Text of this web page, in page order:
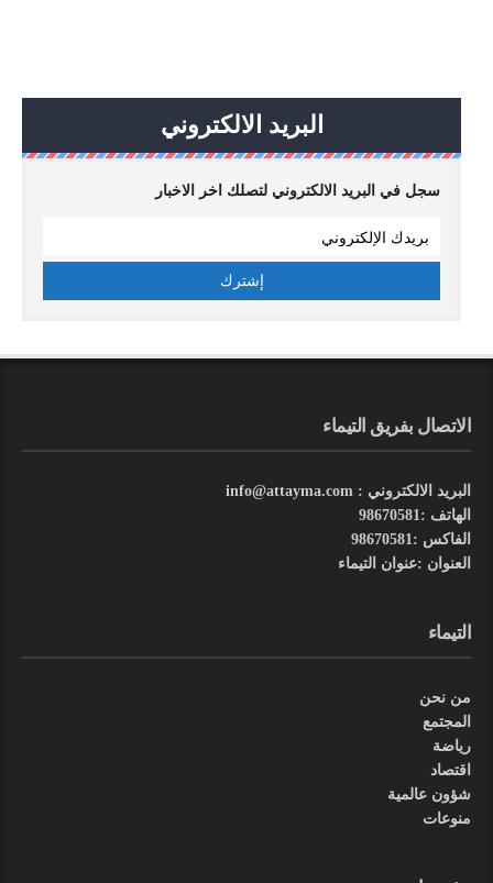
البريد الالكتروني
سجل في البريد الالكتروني لتصلك اخر الاخبار
الاتصال بفريق التيماء
البريد الالكتروني : info@attayma.com
الهاتف :98670581
الفاكس :98670581
العنوان :عنوان التيماء
التيماء
من نحن
المجتمع
رياضة
اقتصاد
شؤون عالمية
منوعات